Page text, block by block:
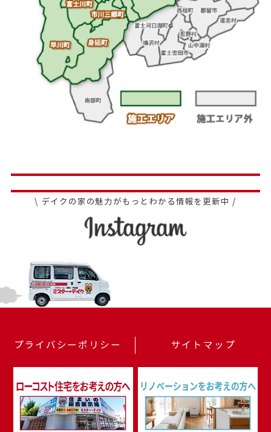
\ デイクの家の魅力がもっとわかる情報を更新中 /
プライバシーポリシー サイトマップ